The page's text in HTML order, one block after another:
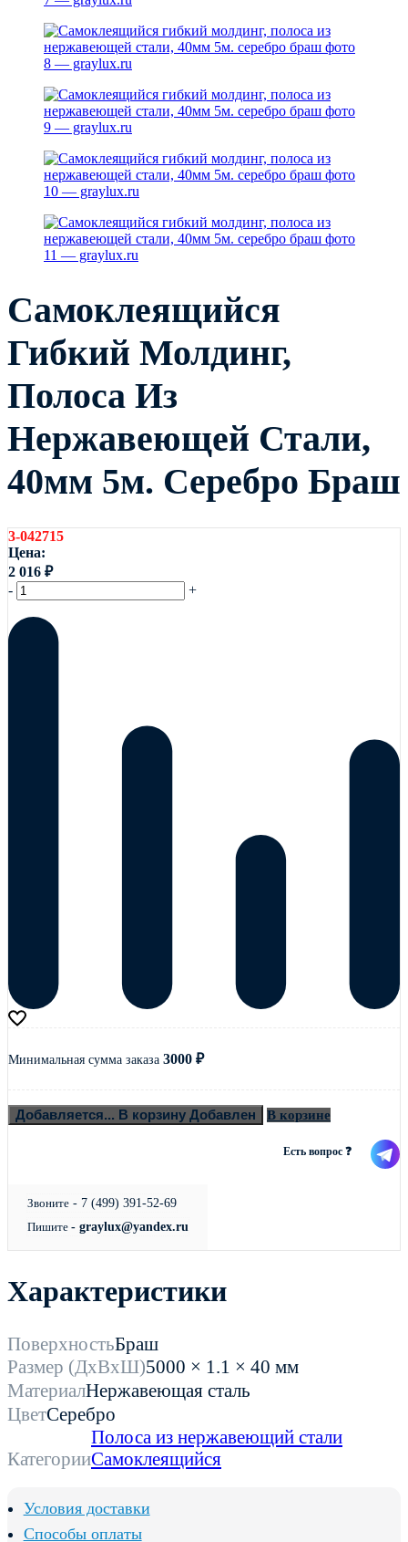
Самоклеящийся
Гибкий Молдинг,
Полоса Из
Нержавеющей Стали,
40мм 5м. Серебро Браш
3-042715
Цена:
2 016 ₽
-
+
Минимальная сумма заказа 3000 ₽
Добавляется... В корзину Добавлен В корзине
Есть вопрос ❓
Звоните - 7 (499) 391-52-69
Пишите - graylux@yandex.ru
Характеристики
ПоверхностьБраш
Размер (ДхВхШ)5000 × 1.1 × 40 мм
МатериалНержавеющая сталь
ЦветСеребро
Категории
Полоса из нержавеющий стали
Самоклеящийся
Условия доставки
Способы оплаты